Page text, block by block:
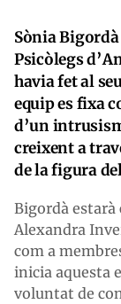
Sònia
Psicòlegs
havia fet al
equip es fixa
d’un
creixent a
de la figura
Bigordà estarà
Alexandra
com a
inicia aquesta
voluntat de